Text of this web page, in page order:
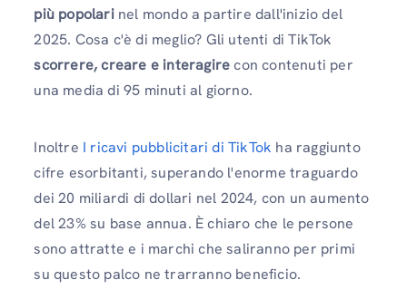
più popolarinel mondo a partire dall'inizio del
2025. Cosa c'è di meglio? Gli utenti di TikTok
scorrere, creare e interagirecon contenuti per
una media di 95 minuti al giorno.
Inoltre I ricavi pubblicitari di TikTok ha raggiunto
cifre esorbitanti, superando l'enorme traguardo
dei 20 miliardi di dollari nel 2024, con un aumento
del 23% su base annua. È chiaro che le persone
sono attratte e i marchi che saliranno per primi
su questo palco ne trarranno beneficio.